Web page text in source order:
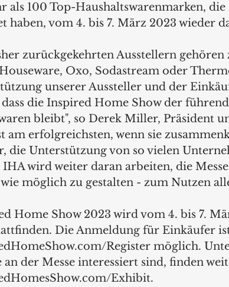
als 100 Top-Haushaltswarenmarken,
haben, vom 4. bis 7. März 2023 wieder
zurückgekehrten Ausstellern
Oxo, Sodastream oder
unserer Aussteller und der
die Inspired Home Show der
bleibt", so Derek Miller, Präsident
am erfolgreichsten, wenn sie
die Unterstützung von so vielen
IHA wird weiter daran arbeiten, die
möglich zu gestalten - zum Nutzen
Home Show 2023 wird vom 4. bis 7.
Die Anmeldung für Einkäufer
Register möglich.
an der Messe interessiert sind, finden
Exhibit.